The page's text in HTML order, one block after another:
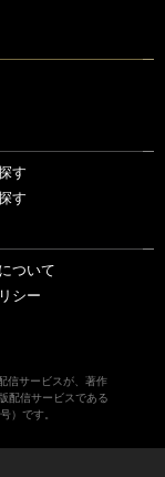
す
す
ついて
シー
信サービスが、著作
配信サービスである
）です。